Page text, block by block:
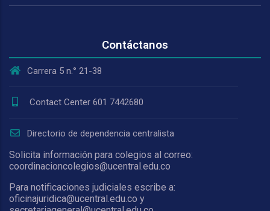
Contáctanos
Carrera 5 n.° 21-38
Contact Center 601 7442680
Directorio de dependencia centralista
Solicita información para colegios al correo:
coordinacioncolegios@ucentral.edu.co
Para notificaciones judiciales escribe a:
oficinajuridica@ucentral.edu.co y